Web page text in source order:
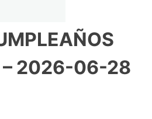
– 2026-06-28